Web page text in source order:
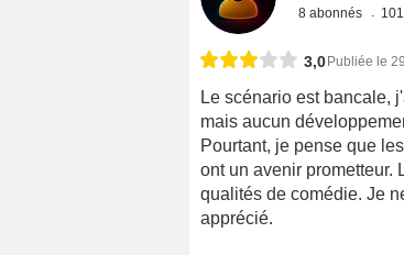
8 abonnés
3,0 Publiée le
Le scénario est bancale,
mais aucun
Pourtant, je pense que
ont un avenir prometteur.
qualités de comédie. Je
apprécié.